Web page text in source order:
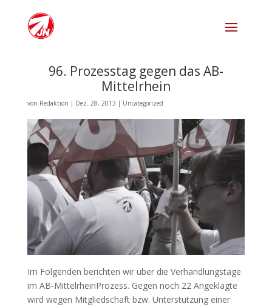
96. Prozesstag gegen das AB-
Mittelrhein
von Redaktion | Dez. 28, 2013 | Uncategorized
Im Folgenden berichten wir über die Verhand­lungs­tage
im AB-Mittel­rhein­Prozess. Gegen noch 22 Angeklagte
wird wegen Mitglied­schaft bzw. Unter­stützung einer